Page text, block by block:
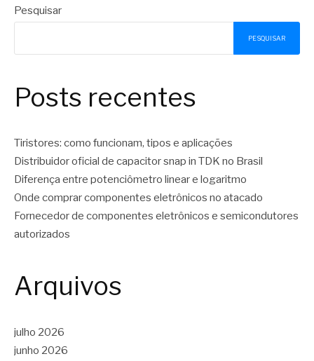
Pesquisar
PESQUISAR
Posts recentes
Tiristores: como funcionam, tipos e aplicações
Distribuidor oficial de capacitor snap in TDK no Brasil
Diferença entre potenciômetro linear e logaritmo
Onde comprar componentes eletrônicos no atacado
Fornecedor de componentes eletrônicos e semicondutores
autorizados
Arquivos
julho 2026
junho 2026